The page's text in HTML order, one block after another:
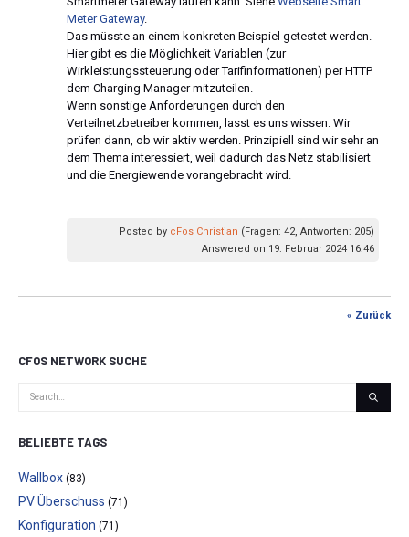
Meter Gateway.
Das müsste an einem konkreten Beispiel getestet werden.
Hier gibt es die Möglichkeit Variablen (zur
Wirkleistungssteuerung oder Tarifinformationen) per HTTP
dem Charging Manager mitzuteilen.
Wenn sonstige Anforderungen durch den
Verteilnetzbetreiber kommen, lasst es uns wissen. Wir
prüfen dann, ob wir aktiv werden. Prinzipiell sind wir sehr an
dem Thema interessiert, weil dadurch das Netz stabilisiert
und die Energiewende vorangebracht wird.
Posted by cFos Christian (Fragen: 42, Antworten: 205)
Answered on 19. Februar 2024 16:46
« Zurück
CFOS NETWORK SUCHE
BELIEBTE TAGS
Wallbox (83)
PV Überschuss (71)
Konfiguration (71)